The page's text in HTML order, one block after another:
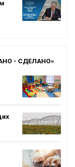
- СДЕЛАНО»